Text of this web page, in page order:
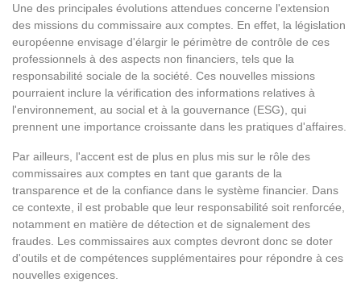
Une des principales évolutions attendues concerne l'extension
des missions du commissaire aux comptes. En effet, la législation
européenne envisage d'élargir le périmètre de contrôle de ces
professionnels à des aspects non financiers, tels que la
responsabilité sociale de la société. Ces nouvelles missions
pourraient inclure la vérification des informations relatives à
l'environnement, au social et à la gouvernance (ESG), qui
prennent une importance croissante dans les pratiques d'affaires.
Par ailleurs, l'accent est de plus en plus mis sur le rôle des
commissaires aux comptes en tant que garants de la
transparence et de la confiance dans le système financier. Dans
ce contexte, il est probable que leur responsabilité soit renforcée,
notamment en matière de détection et de signalement des
fraudes. Les commissaires aux comptes devront donc se doter
d'outils et de compétences supplémentaires pour répondre à ces
nouvelles exigences.